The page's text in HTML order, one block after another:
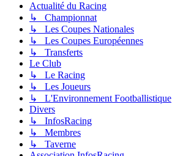
Actualité du Racing
↳ Championnat
↳ Les Coupes Nationales
↳ Les Coupes Européennes
↳ Transferts
Le Club
↳ Le Racing
↳ Les Joueurs
↳ L'Environnement Footballistique
Divers
↳ InfosRacing
↳ Membres
↳ Taverne